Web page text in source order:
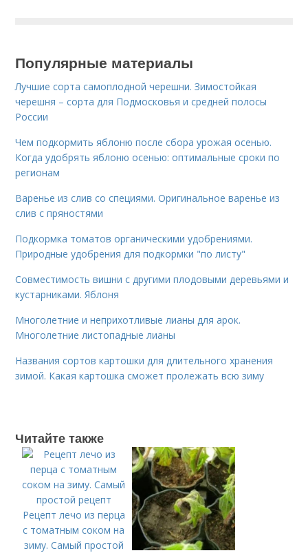
Популярные материалы
Лучшие сорта самоплодной черешни. Зимостойкая
черешня – сорта для Подмосковья и средней полосы
России
Чем подкормить яблоню после сбора урожая осенью.
Когда удобрять яблоню осенью: оптимальные сроки по
регионам
Варенье из слив со специями. Оригинальное варенье из
слив с пряностями
Подкормка томатов органическими удобрениями.
Природные удобрения для подкормки "по листу"
Совместимость вишни с другими плодовыми деревьями и
кустарниками. Яблоня
Многолетние и неприхотливые лианы для арок.
Многолетние листопадные лианы
Названия сортов картошки для длительного хранения
зимой. Какая картошка сможет пролежать всю зиму
Читайте также
Рецепт лечо из перца
с томатным соком на
зиму. Самый простой